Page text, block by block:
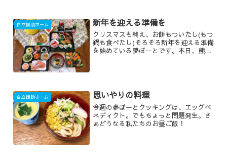
自立援助ホーム 新年を迎える準備を
クリスマスも終え、お餅もついたし(もつ
鍋も食べたし)そろそろ新年を迎える準備
を始めている夢ぽーとです。本日、熊本
自立援助ホーム 思いやりの料理
今週の夢ぽーとクッキングは、エッグベ
ネディクト。でもちょっと問題発生。さ
ぁどうなる私たちのお昼ご飯！